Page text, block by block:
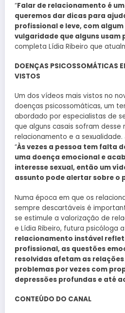
“Falar de relacionamento é
queremos dar dicas para
profissional e leve, com algum
vulgaridade que alguns
completa Lídia Ribeiro que
DOENÇAS PSICOSSOMÁTICAS
VISTOS
Um dos vídeos mais vistos no
doenças psicossomáticas, um
abordado por especialistas de
que alguns casais sofram
relacionamento e a sexualidade.
“Àsvezes a pessoa tem falta
uma doença emocional e
interesse sexual, então um
assunto pode alertar sobre o
Numa época em que os
sempre descartáveis é
se estimule a valorização de
e Lídia Ribeiro, futura psicóloga
relacionamento instável
profissional, as questões
resolvidas afetam as
problemas por vezes com
depressões profundas e até
CONTEÚDO DO CANAL